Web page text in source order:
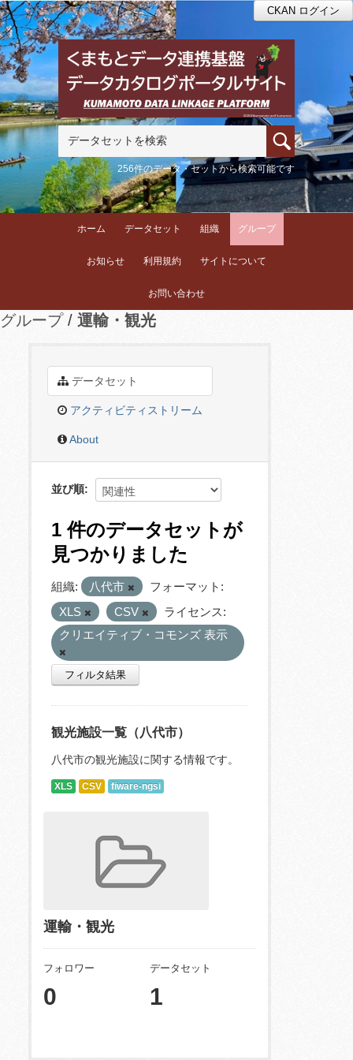
CKAN ログイン
256件のデータ・セットから検索可能です
ホーム データセット 組織 グループ
お知らせ 利用規約 サイトについて
お問い合わせ
グループ 運輸・観光
データセット
アクティビティストリーム
About
並び順
1 件のデータセットが
見つかりました
組織: 八代市
フォーマット:
XLS
CSV
ライセンス:
クリエイティブ・コモンズ 表示
フィルタ結果
観光施設一覧（八代市）
八代市の観光施設に関する情報です。
XLS CSV fiware-ngsi
運輸・観光
フォロワー
0
データセット
1